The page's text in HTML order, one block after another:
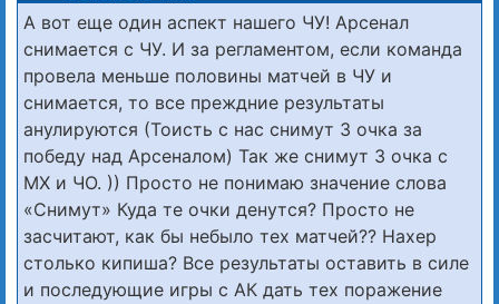
А вот еще один аспект нашего ЧУ! Арсенал
снимается с ЧУ. И за регламентом, если команда
провела меньше половины матчей в ЧУ и
снимается, то все преждние результаты
анулируются (Тоисть с нас снимут 3 очка за
победу над Арсеналом) Так же снимут 3 очка с
МХ и ЧО. )) Просто не понимаю значение слова
«Снимут» Куда те очки денутся? Просто не
засчитают, как бы небыло тех матчей?? Нахер
столько кипиша? Все результаты оставить в силе
и последующие игры с АК дать тех поражение